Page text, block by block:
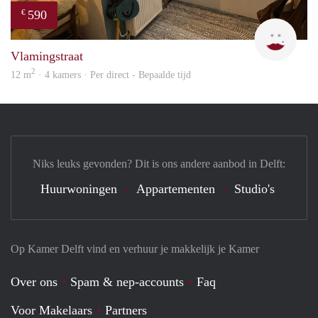
€ 590
Kyra
Vlamingstraat
12 m2 · 4 kamers · Per direct - Bepaalde tijd
Op Kamer Delft vind en verhuur je makkelijk je Kamer
Over ons Spam & nep-accounts
Faq
Voor Makelaars
Partners
Niks leuks gevonden? Dit is ons andere aanbod in Delft:
Huurwoningen Appartementen Studio's